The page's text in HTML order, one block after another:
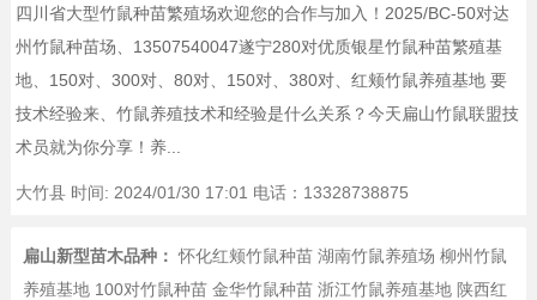
四川省大型竹鼠种苗繁殖场欢迎您的合作与加入！2025/BC-50对达
州竹鼠种苗场、13507540047遂宁280对优质银星竹鼠种苗繁殖基
地、150对、300对、80对、150对、380对、红颊竹鼠养殖基地 要
技术经验来、竹鼠养殖技术和经验是什么关系？今天扁山竹鼠联盟技
术员就为你分享！养...
大竹县 时间: 2024/01/30 17:01 电话：13328738875
扁山新型苗木品种： 怀化红颊竹鼠种苗 湖南竹鼠养殖场 柳州竹鼠
养殖基地 100对竹鼠种苗 金华竹鼠种苗 浙江竹鼠养殖基地 陕西红